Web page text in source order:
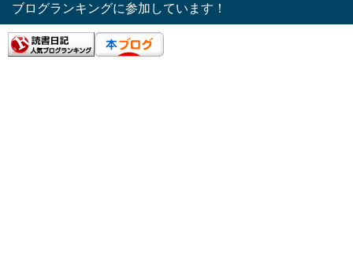
ブログランキングに参加しています！